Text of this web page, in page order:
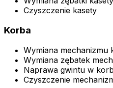
Czyszczenie kasety
Korba
Wymiana mechanizmu
Wymiana zębatek
Naprawa gwintu w
Czyszczenie